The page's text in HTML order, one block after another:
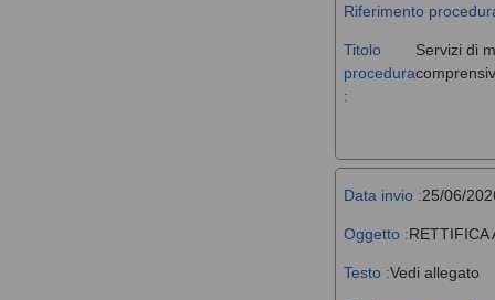
Riferimento
Titolo
procedura
:
Servizi di
Data invio :25/06/
Oggetto :RETTIFICA
Testo :Vedi allegato